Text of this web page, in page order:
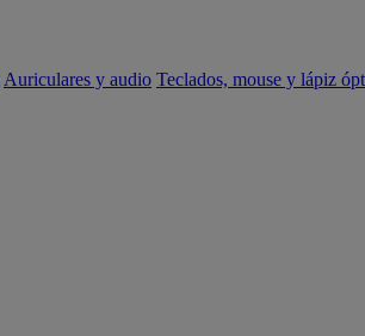
Auriculares y audio Teclados, mouse y lápiz